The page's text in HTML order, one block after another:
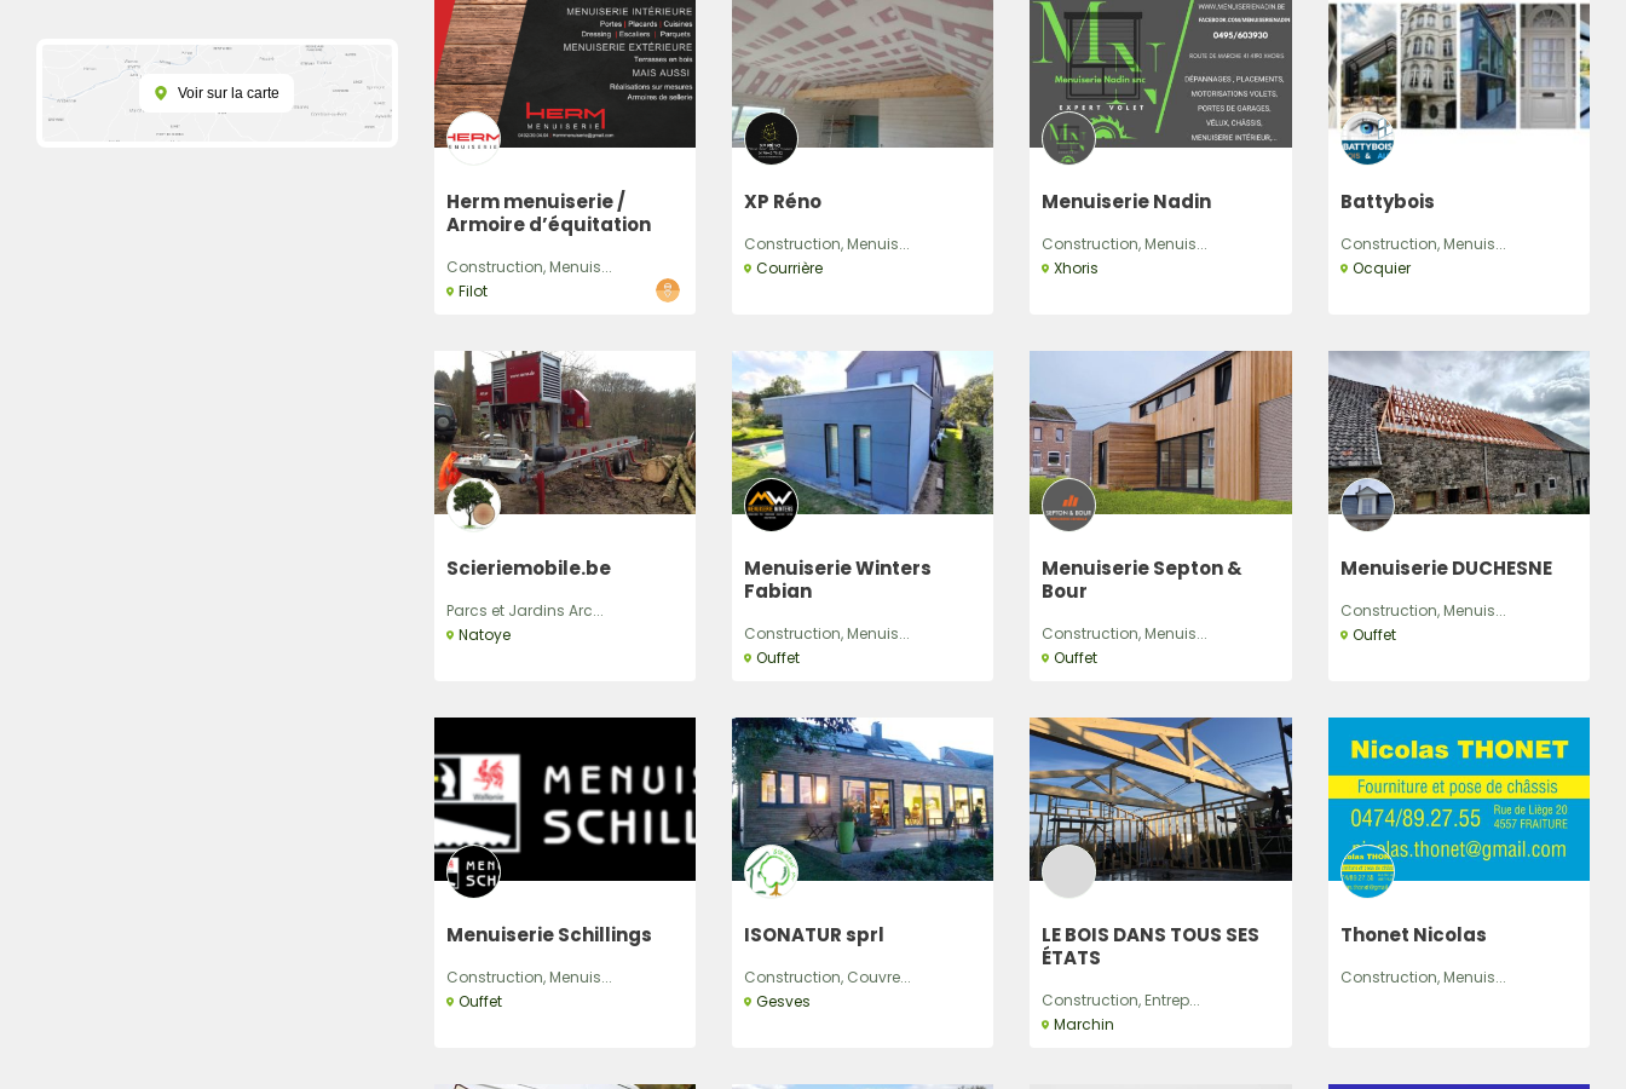
Voir sur la carte
Herm menuiserie /
Armoire d’équitation
Construction, Menuis...
Filot
XP Réno
Construction, Menuis...
Courrière
Menuiserie Nadin
Construction, Menuis...
Xhoris
Battybois
Construction, Menuis...
Ocquier
Scieriemobile.be
Parcs et Jardins Arc...
Natoye
Menuiserie Winters
Fabian
Construction, Menuis...
Ouffet
Menuiserie Septon &
Bour
Construction, Menuis...
Ouffet
Menuiserie DUCHESNE
Construction, Menuis...
Ouffet
Menuiserie Schillings
Construction, Menuis...
Ouffet
ISONATUR sprl
Construction, Couvre...
Gesves
LE BOIS DANS TOUS SES
ÉTATS
Construction, Entrep...
Marchin
Thonet Nicolas
Construction, Menuis...